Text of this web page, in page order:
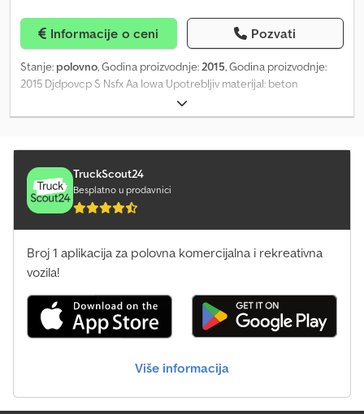
Informacije o ceni Pozvati
Stanje: polovno, Godina proizvodnje:2015, Godina proizvodnje:
2015 Djdpovcp S Nsfx Aa Iowa Upotrebljiv materijal: beton
TruckScout24
Besplatno u prodavnici
Broj 1 aplikacija za polovna komercijalna i rekreativna
vozila!
Više informacija